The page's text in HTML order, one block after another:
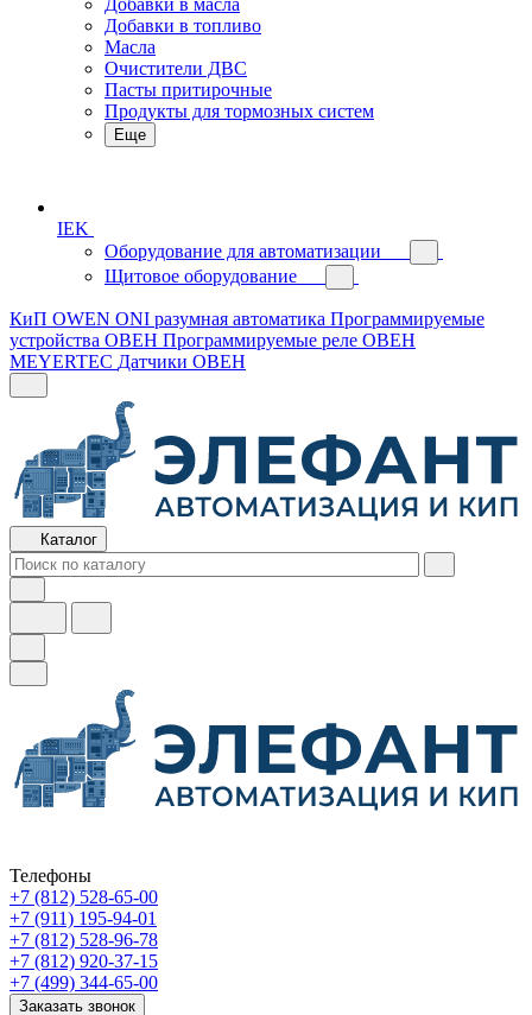
Добавки в топливо
Масла
Очистители ДВС
Пасты притирочные
Продукты для тормозных систем
Еще
IEK
Оборудование для автоматизации
Щитовое оборудование
КиП OWEN ONI разумная автоматика Программируемые
устройства ОВЕН Программируемые реле ОВЕН
MEYERTEC Датчики ОВЕН
Каталог
Телефоны
+7 (812) 528-65-00
+7 (911) 195-94-01
+7 (812) 528-96-78
+7 (812) 920-37-15
+7 (499) 344-65-00
Заказать звонок